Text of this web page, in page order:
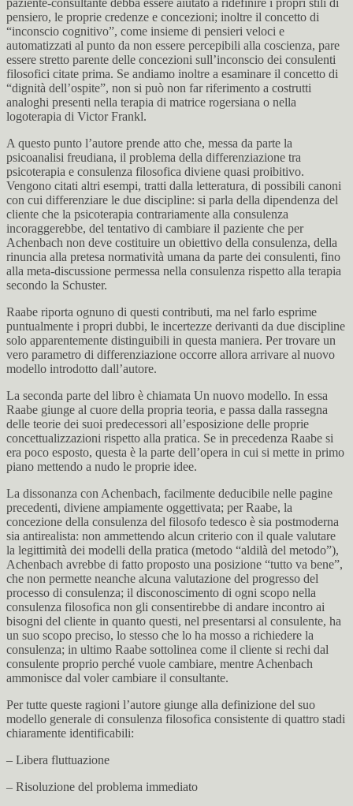
paziente-consultante debba essere aiutato a ridefinire i propri stili di
pensiero, le proprie credenze e concezioni; inoltre il concetto di
“inconscio cognitivo”, come insieme di pensieri veloci e
automatizzati al punto da non essere percepibili alla coscienza, pare
essere stretto parente delle concezioni sull’inconscio dei consulenti
filosofici citate prima. Se andiamo inoltre a esaminare il concetto di
“dignità dell’ospite”, non si può non far riferimento a costrutti
analoghi presenti nella terapia di matrice rogersiana o nella
logoterapia di Victor Frankl.
A questo punto l’autore prende atto che, messa da parte la
psicoanalisi freudiana, il problema della differenziazione tra
psicoterapia e consulenza filosofica diviene quasi proibitivo.
Vengono citati altri esempi, tratti dalla letteratura, di possibili canoni
con cui differenziare le due discipline: si parla della dipendenza del
cliente che la psicoterapia contrariamente alla consulenza
incoraggerebbe, del tentativo di cambiare il paziente che per
Achenbach non deve costituire un obiettivo della consulenza, della
rinuncia alla pretesa normatività umana da parte dei consulenti, fino
alla meta-discussione permessa nella consulenza rispetto alla terapia
secondo la Schuster.
Raabe riporta ognuno di questi contributi, ma nel farlo esprime
puntualmente i propri dubbi, le incertezze derivanti da due discipline
solo apparentemente distinguibili in questa maniera. Per trovare un
vero parametro di differenziazione occorre allora arrivare al nuovo
modello introdotto dall’autore.
La seconda parte del libro è chiamata Un nuovo modello. In essa
Raabe giunge al cuore della propria teoria, e passa dalla rassegna
delle teorie dei suoi predecessori all’esposizione delle proprie
concettualizzazioni rispetto alla pratica. Se in precedenza Raabe si
era poco esposto, questa è la parte dell’opera in cui si mette in primo
piano mettendo a nudo le proprie idee.
La dissonanza con Achenbach, facilmente deducibile nelle pagine
precedenti, diviene ampiamente oggettivata; per Raabe, la
concezione della consulenza del filosofo tedesco è sia postmoderna
sia antirealista: non ammettendo alcun criterio con il quale valutare
la legittimità dei modelli della pratica (metodo “aldilà del metodo”),
Achenbach avrebbe di fatto proposto una posizione “tutto va bene”,
che non permette neanche alcuna valutazione del progresso del
processo di consulenza; il disconoscimento di ogni scopo nella
consulenza filosofica non gli consentirebbe di andare incontro ai
bisogni del cliente in quanto questi, nel presentarsi al consulente, ha
un suo scopo preciso, lo stesso che lo ha mosso a richiedere la
consulenza; in ultimo Raabe sottolinea come il cliente si rechi dal
consulente proprio perché vuole cambiare, mentre Achenbach
ammonisce dal voler cambiare il consultante.
Per tutte queste ragioni l’autore giunge alla definizione del suo
modello generale di consulenza filosofica consistente di quattro stadi
chiaramente identificabili:
– Libera fluttuazione
– Risoluzione del problema immediato